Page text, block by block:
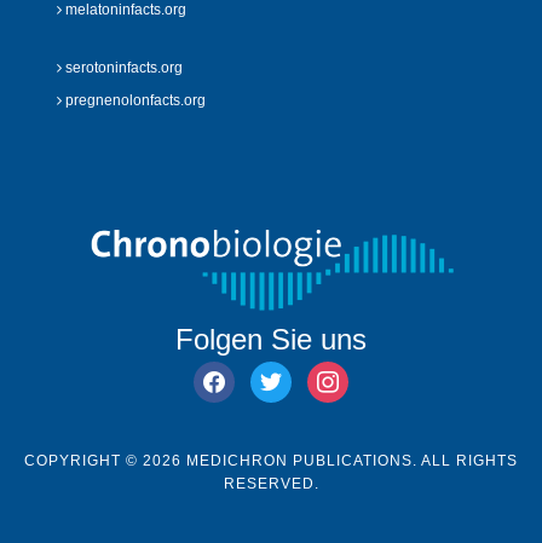
melatoninfacts.org
serotoninfacts.org
pregnenolonfacts.org
Folgen Sie uns
facebook
twitter instagram
COPYRIGHT © 2026 MEDICHRON PUBLICATIONS. ALL RIGHTS
RESERVED.